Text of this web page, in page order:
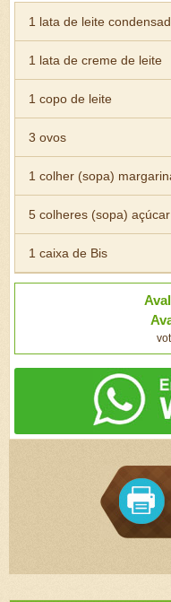
1 lata de leite
1 lata de creme de leite
1 copo de leite
3 ovos
1 colher (sopa)
5 colheres (sopa) açúcar
1 caixa de Bis